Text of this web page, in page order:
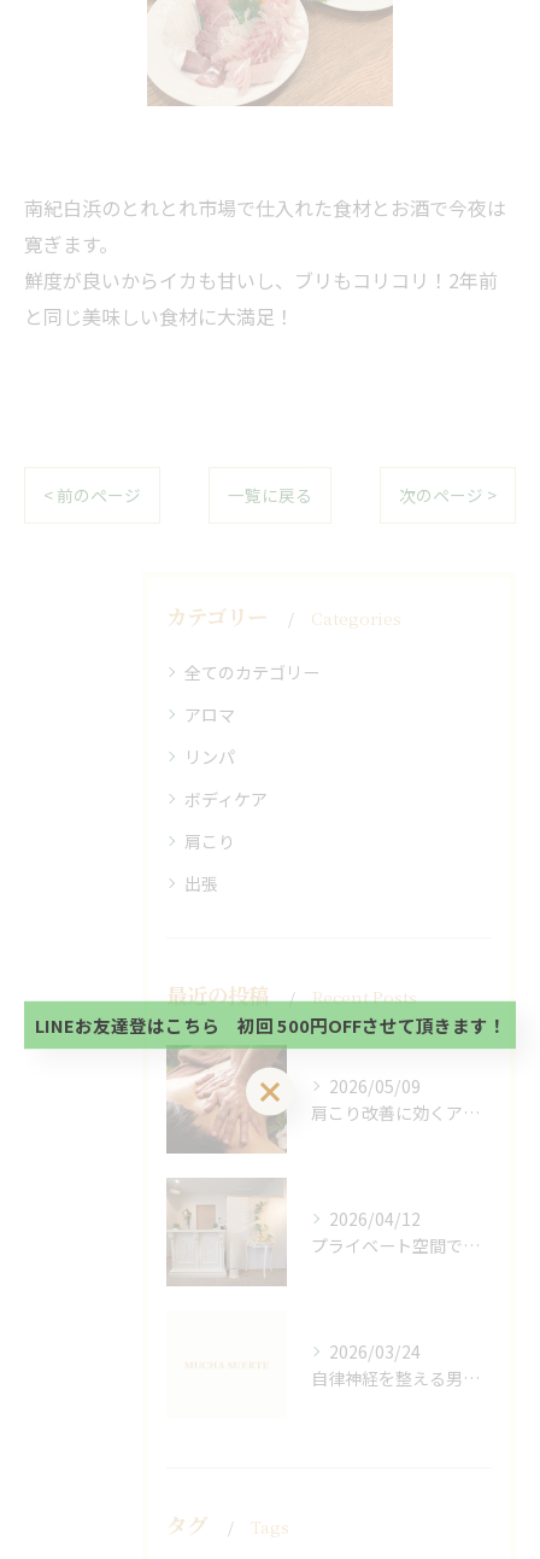
南紀白浜のとれとれ市場で仕入れた食材とお酒で今夜は
寛ぎます。
鮮度が良いからイカも甘いし、ブリもコリコリ！2年前
と同じ美味しい食材に大満足！
< 前のページ 一覧に戻る 次のページ >
カテゴリー Categories
全てのカテゴリー
アロマ
リンパ
ボディケア
肩こり
出張
最近の投稿 Recent Posts
2026/05/09
肩こり改善に効くアロマリンパの手技と効果
2026/04/12
プライベート空間で極上アロマリンパケアの効果
2026/03/24
自律神経を整える男性オイルマッサージ
タグ Tags
初回 500円OFFさせて頂きます。 既に 追加済の
方、不必要な方 お手数ですが、✖印でお閉じ下さ
い。
LINEお友達登はこちら 初回 500円OFFさせて頂きます！
LINEお友達登はこちら 初回 500円OFFさせて頂きます！